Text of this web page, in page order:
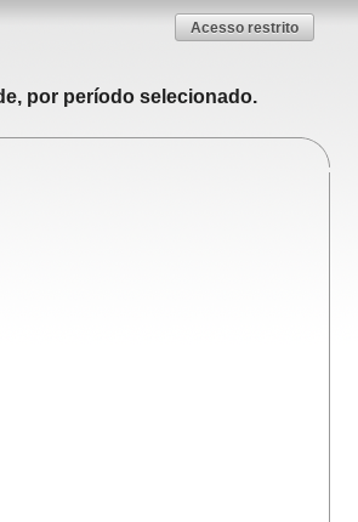
Acesso restrito
por período selecionado.